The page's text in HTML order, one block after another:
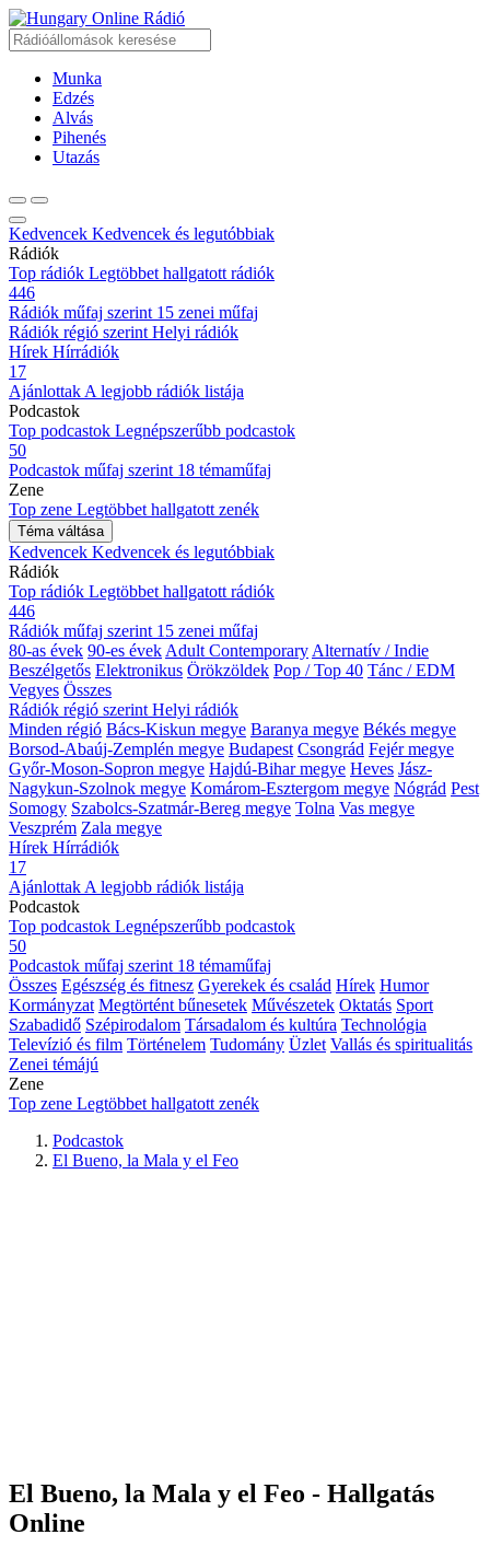
Online Rádió
Munka
Edzés
Alvás
Pihenés
Utazás
Kedvencek Kedvencek és legutóbbiak
Rádiók
Top rádiók Legtöbbet hallgatott rádiók
446
Rádiók műfaj szerint 15 zenei műfaj
Rádiók régió szerint Helyi rádiók
Hírek Hírrádiók
17
Ajánlottak A legjobb rádiók listája
Podcastok
Top podcastok Legnépszerűbb podcastok
50
Podcastok műfaj szerint 18 témaműfaj
Zene
Top zene Legtöbbet hallgatott zenék
Téma váltása
Kedvencek Kedvencek és legutóbbiak
Rádiók
Top rádiók Legtöbbet hallgatott rádiók
446
Rádiók műfaj szerint 15 zenei műfaj
80-as évek 90-es évek Adult Contemporary Alternatív / Indie
Beszélgetős Elektronikus Örökzöldek Pop / Top 40 Tánc / EDM
Vegyes Összes
Rádiók régió szerint Helyi rádiók
Minden régió Bács-Kiskun megye Baranya megye Békés megye
Borsod-Abaúj-Zemplén megye Budapest Csongrád Fejér megye
Győr-Moson-Sopron megye Hajdú-Bihar megye Heves Jász-
Nagykun-Szolnok megye Komárom-Esztergom megye Nógrád Pest
Somogy Szabolcs-Szatmár-Bereg megye Tolna Vas megye
Veszprém Zala megye
Hírek Hírrádiók
17
Ajánlottak A legjobb rádiók listája
Podcastok
Top podcastok Legnépszerűbb podcastok
50
Podcastok műfaj szerint 18 témaműfaj
Összes Egészség és fitnesz Gyerekek és család Hírek Humor
Kormányzat Megtörtént bűnesetek Művészetek Oktatás Sport
Szabadidő Szépirodalom Társadalom és kultúra Technológia
Televízió és film Történelem Tudomány Üzlet Vallás és spiritualitás
Zenei témájú
Zene
Top zene Legtöbbet hallgatott zenék
Podcastok
El Bueno, la Mala y el Feo
El Bueno, la Mala y el Feo - Hallgatás
Online